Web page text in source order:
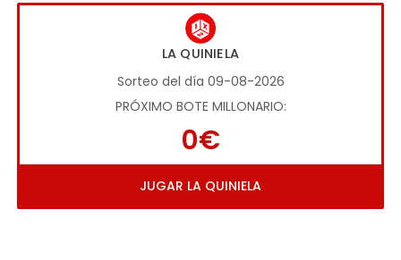
LA QUINIELA
Sorteo del día 09-08-2026
PRÓXIMO BOTE MILLONARIO:
0€
JUGAR LA QUINIELA